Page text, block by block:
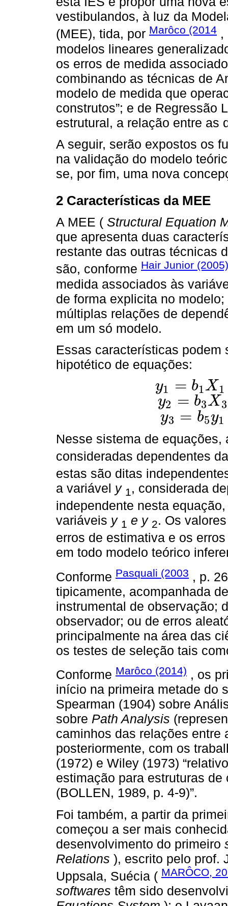
vestibulandos, à luz da
(MEE), tida, por Marôco (2014 ,
modelos lineares
os erros de medida
combinando as técnicas de
modelo de medida que
construtos”; e de Regressão
estrutural, a relação entre as
A seguir, serão expostos os
na validação do modelo
se, por fim, uma nova
2 Características da MEE
A MEE ( Structural Equation
que apresenta duas
restante das outras técnicas
são, conforme Hair Junior (2005)
medida associados às
de forma explicita no
múltiplas relações de
em um só modelo.
Essas características podem
hipotético de equações:
y1 = b1X1
y1= X1+ 2X2 +ε1
y2 = b3X3
y2=b X3+ 4y1+ε2
y3 = b5y1
y3=b y1+ 6y2+ ε3
Nesse sistema de
consideradas dependentes
estas são ditas
a variável y 1, considerada
independente nesta
variáveis y 1 e y 2. Os
erros de estimativa e os
em todo modelo teórico
Conforme Pasquali (2003 , p.
tipicamente, acompanhada
instrumental de observação;
observador; ou de erros
principalmente na área das
os testes de seleção tais
Conforme Marôco (2014) , os
início na primeira metade do
Spearman (1904) sobre
sobre Path Analysis
caminhos das relações entre
posteriormente, com os
(1972) e Wiley (1973)
estimação para estruturas
(BOLLEN, 1989, p. 4-9)”.
Foi também, a partir da
começou a ser mais
desenvolvimento do primeiro
Relations ), escrito pelo prof.
Uppsala, Suécia ( MARÔCO,
softwares têm sido